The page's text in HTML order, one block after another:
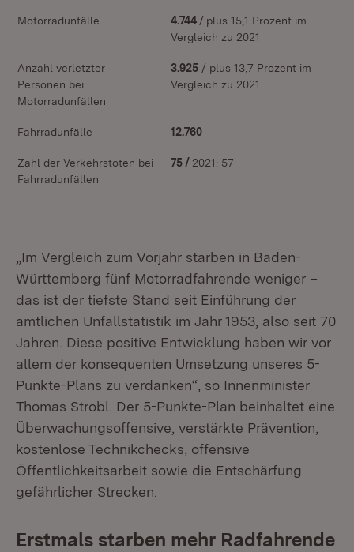
Motorradunfälle 4.744 / plus 15,1 Prozent im
Vergleich zu 2021
Anzahl verletzter
Personen bei
Motorradunfällen
3.925 / plus 13,7 Prozent im
Vergleich zu 2021
Fahrradunfälle 12.760
Zahl der Verkehrstoten bei
Fahrradunfällen
75 / 2021: 57
„Im Vergleich zum Vorjahr starben in Baden-
Württemberg fünf Motorradfahrende weniger –
das ist der tiefste Stand seit Einführung der
amtlichen Unfallstatistik im Jahr 1953, also seit 70
Jahren. Diese positive Entwicklung haben wir vor
allem der konsequenten Umsetzung unseres 5-
Punkte-Plans zu verdanken“, so Innenminister
Thomas Strobl. Der 5-Punkte-Plan beinhaltet eine
Überwachungsoffensive, verstärkte Prävention,
kostenlose Technikchecks, offensive
Öffentlichkeitsarbeit sowie die Entschärfung
gefährlicher Strecken.
Erstmals starben mehr Radfahrende